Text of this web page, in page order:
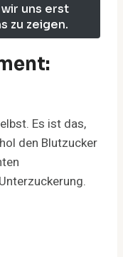
uns erst
zu zeigen.
Es ist das,
den Blutzucker